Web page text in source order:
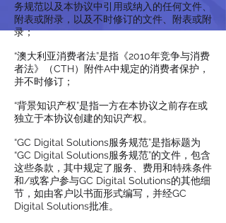
务规范以及本协议中引用或纳入的任何文件、
附表或附录，以及不时修订的文件、附表或附
录；
“澳大利亚消费者法”是指《2010年竞争与消费
者法》（CTH）附件A中规定的消费者保护，
并不时修订；
“背景知识产权”是指一方在本协议之前存在或
独立于本协议创建的知识产权。
“GC Digital Solutions服务规范”是指标题为
“GC Digital Solutions服务规范”的文件，包含
这些条款，其中规定了服务、费用和特殊条件
和/或客户参与GC Digital Solutions的其他细
节，如由客户以书面形式编写，并经GC
Digital Solutions批准。